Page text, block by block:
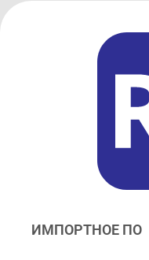
ИМПОРТНОЕ ПО